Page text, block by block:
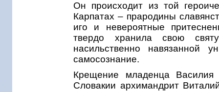
Он происходит из той
Карпатах – прародины
иго и невероятные
твердо хранила свою
насильственно навязанной
самосознание.
Крещение младенца
Словакии архимандрит